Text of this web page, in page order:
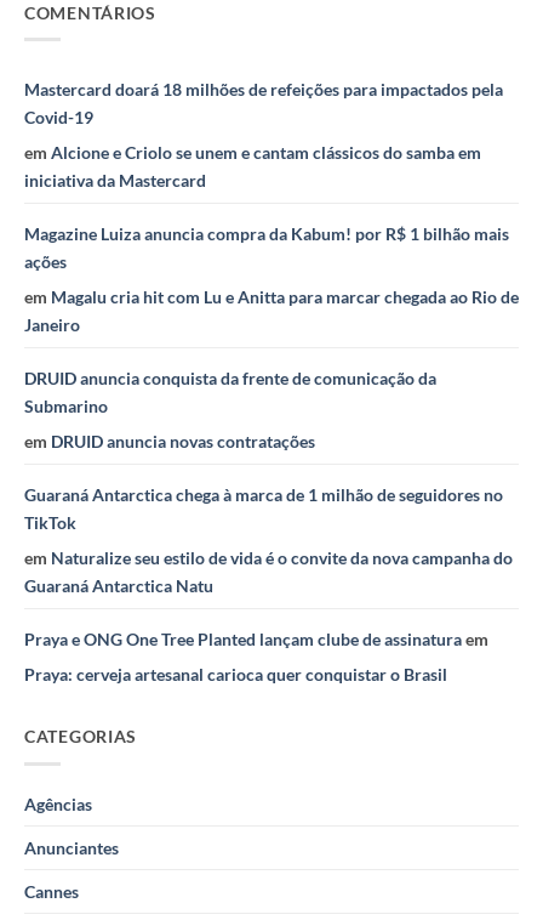
COMENTÁRIOS
Mastercard doará 18 milhões de refeições para impactados pela
Covid-19
em Alcione e Criolo se unem e cantam clássicos do samba em
iniciativa da Mastercard
Magazine Luiza anuncia compra da Kabum! por R$ 1 bilhão mais
ações
em Magalu cria hit com Lu e Anitta para marcar chegada ao Rio de
Janeiro
DRUID anuncia conquista da frente de comunicação da
Submarino
em DRUID anuncia novas contratações
Guaraná Antarctica chega à marca de 1 milhão de seguidores no
TikTok
em Naturalize seu estilo de vida é o convite da nova campanha do
Guaraná Antarctica Natu
Praya e ONG One Tree Planted lançam clube de assinaturaem
Praya: cerveja artesanal carioca quer conquistar o Brasil
CATEGORIAS
Agências
Anunciantes
Cannes